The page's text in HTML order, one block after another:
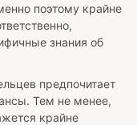
поэтому крайне
знания об
предпочитает
Тем не менее,
крайне